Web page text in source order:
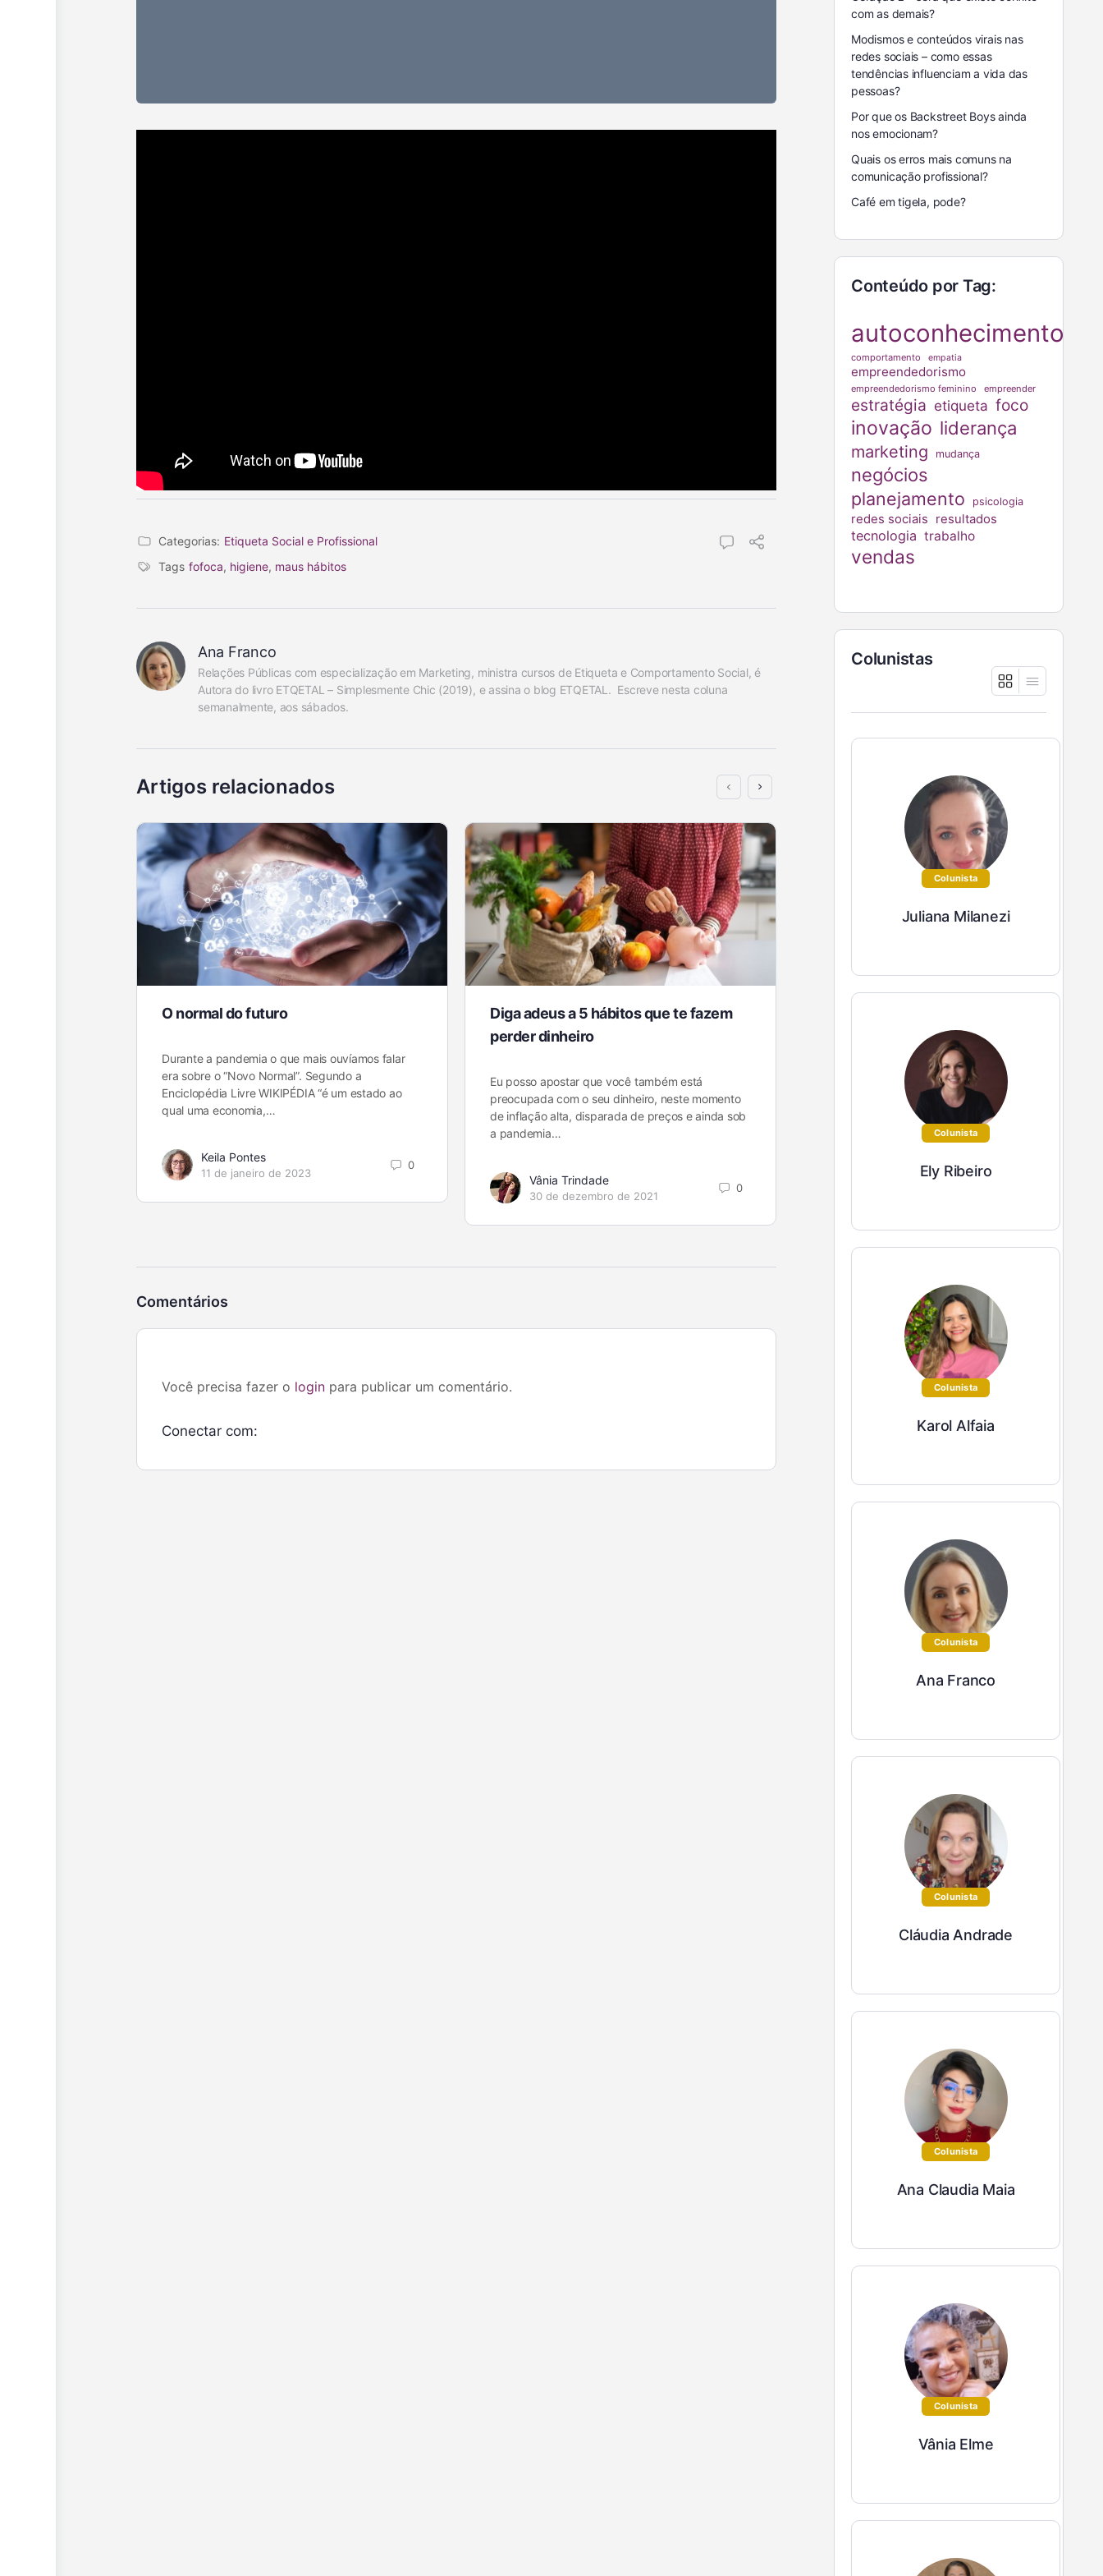
Categorias: Etiqueta Social e Profissional
Tags fofoca, higiene, maus hábitos
Ana Franco
Relações Públicas com especialização em Marketing, ministra cursos de Etiqueta e Comportamento Social, é
Autora do livro ETQETAL – Simplesmente Chic (2019), e assina o blog ETQETAL.  Escreve nesta coluna
semanalmente, aos sábados.
Artigos relacionados
O normal do futuro
Durante a pandemia o que mais ouvíamos falar
era sobre o “Novo Normal”. Segundo a
Enciclopédia Livre WIKIPÉDIA “é um estado ao
qual uma economia,…
Keila Pontes
11 de janeiro de 2023
0
Diga adeus a 5 hábitos que te fazem
perder dinheiro
Eu posso apostar que você também está
preocupada com o seu dinheiro, neste momento
de inflação alta, disparada de preços e ainda sob
a pandemia…
Vânia Trindade
30 de dezembro de 2021
0
educação à mesa
Ana Celeste ministra cursos de Etiqueta e
Comportamento Social, é Autora do livro ETQETAL
– Simplesmente Chic (2019), e assina o
blog http://etqetal.com.br/ @etqetaloficial
Comentários
Você precisa fazer o login para publicar um comentário.
Conectar com:
com as demais?
Modismos e conteúdos virais nas
redes sociais – como essas
tendências influenciam a vida das
pessoas?
Por que os Backstreet Boys ainda
nos emocionam?
Quais os erros mais comuns na
comunicação profissional?
Café em tigela, pode?
Conteúdo por Tag:
autoconhecimento
comportamento empatia
empreendedorismo
empreendedorismo feminino empreender
estratégia etiqueta foco
inovação liderança
marketing mudança
negócios
planejamento
psicologia
redes sociais resultados
tecnologia trabalho
vendas
Colunistas
Colunista
Juliana Milanezi
Colunista
Ely Ribeiro
Colunista
Karol Alfaia
Colunista
Ana Franco
Colunista
Cláudia Andrade
Colunista
Ana Claudia Maia
Colunista
Vânia Elme